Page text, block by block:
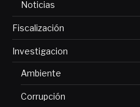
Noticias
Fiscalización
Investigacion
Ambiente
Corrupción